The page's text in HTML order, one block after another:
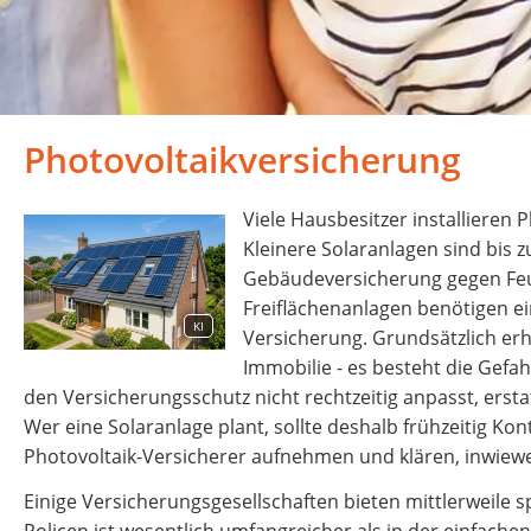
Photovoltaikversicherung
KI
Viele Hausbesitzer installieren
Kleinere Solaranlagen sind bis
Gebäudeversicherung gegen
Freiflächenanlagen benötigen
Versicherung. Grundsätzlich
Immobilie - es besteht die
den Versicherungsschutz nicht rechtzeitig anpasst,
Wer eine Solaranlage plant, sollte deshalb frühzeitig
Photovoltaik-Versicherer aufnehmen und klären,
Einige Versicherungsgesellschaften bieten mittlerweile